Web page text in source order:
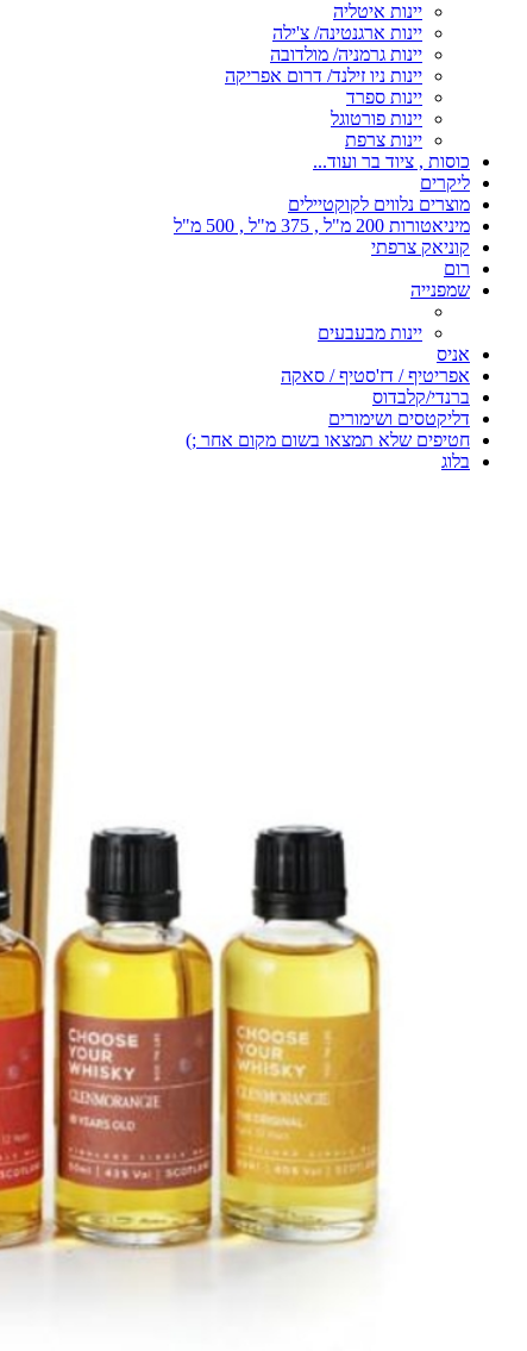
יינות איטליה
יינות ארגנטינה/ צ'ילה
יינות גרמניה/ מולדובה
יינות ניו זילנד/ דרום אפריקה
יינות ספרד
יינות פורטוגל
יינות צרפת
כוסות , ציוד בר ועוד...
ליקרים
מוצרים נלווים לקוקטיילים
מיניאטורות 200 מ"ל , 375 מ"ל , 500 מ"ל
קוניאק צרפתי
רום
שמפנייה
יינות מבעבעים
אניס
אפריטיף / דז'סטיף / סאקה
ברנדי/קלבדוס
דליקטסים ושימורים
חטיפים שלא תמצאו בשום מקום אחר ;)
בלוג